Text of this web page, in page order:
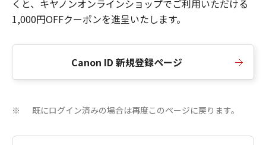
くと、キヤノンオンラインショップでご利用いただける
1,000円OFFクーポンを進呈いたします。
Canon ID 新規登録ページ
※ 既にログイン済みの場合は再度このページに戻ります。